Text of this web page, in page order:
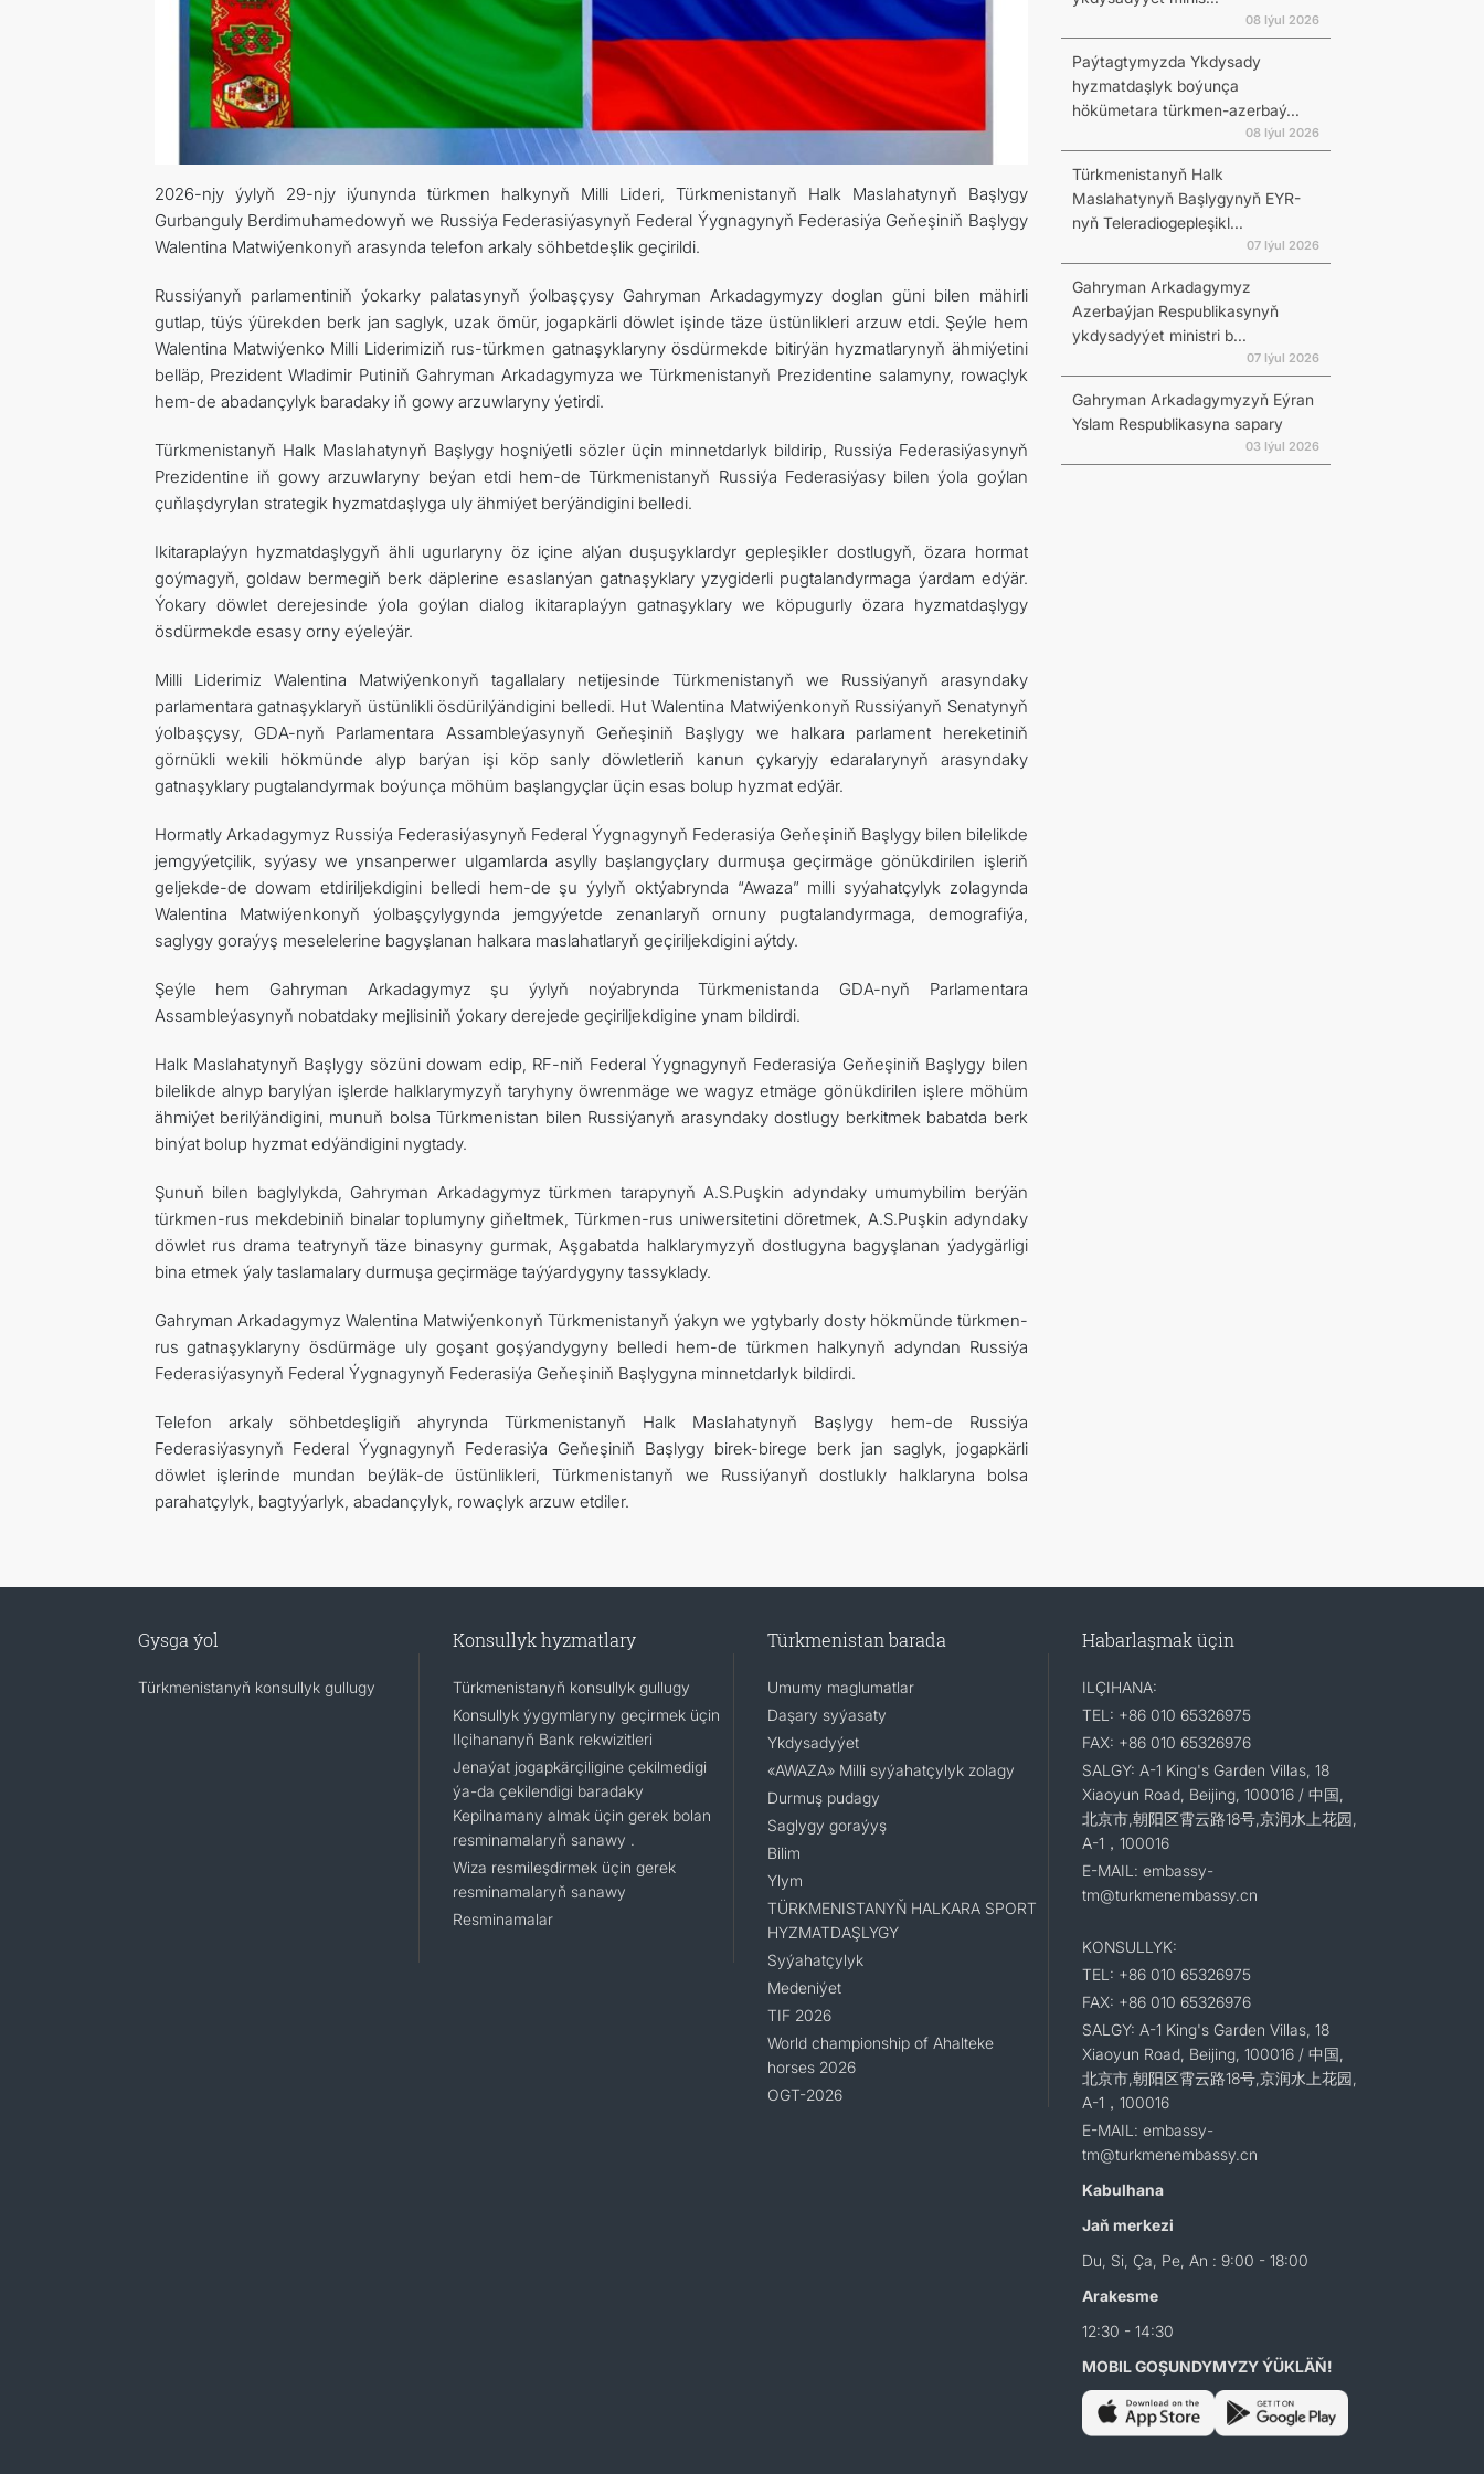
2026-njy ýylyň 29-njy iýunynda türkmen halkynyň Milli Lideri, Türkmenistanyň Halk Maslahatynyň Başlygy
Gurbanguly Berdimuhamedowyň we Russiýa Federasiýasynyň Federal Ýygnagynyň Federasiýa Geňeşiniň Başlygy
Walentina Matwiýenkonyň arasynda telefon arkaly söhbetdeşlik geçirildi.
Russiýanyň parlamentiniň ýokarky palatasynyň ýolbaşçysy Gahryman Arkadagymyzy doglan güni bilen mähirli
gutlap, tüýs ýürekden berk jan saglyk, uzak ömür, jogapkärli döwlet işinde täze üstünlikleri arzuw etdi. Şeýle hem
Walentina Matwiýenko Milli Liderimiziň rus-türkmen gatnaşyklaryny ösdürmekde bitirýän hyzmatlarynyň ähmiýetini
belläp, Prezident Wladimir Putiniň Gahryman Arkadagymyza we Türkmenistanyň Prezidentine salamyny, rowaçlyk
hem-de abadançylyk baradaky iň gowy arzuwlaryny ýetirdi.
Türkmenistanyň Halk Maslahatynyň Başlygy hoşniýetli sözler üçin minnetdarlyk bildirip, Russiýa Federasiýasynyň
Prezidentine iň gowy arzuwlaryny beýan etdi hem-de Türkmenistanyň Russiýa Federasiýasy bilen ýola goýlan
çuňlaşdyrylan strategik hyzmatdaşlyga uly ähmiýet berýändigini belledi.
Ikitaraplaýyn hyzmatdaşlygyň ähli ugurlaryny öz içine alýan duşuşyklardyr gepleşikler dostlugyň, özara hormat
goýmagyň, goldaw bermegiň berk däplerine esaslanýan gatnaşyklary yzygiderli pugtalandyrmaga ýardam edýär.
Ýokary döwlet derejesinde ýola goýlan dialog ikitaraplaýyn gatnaşyklary we köpugurly özara hyzmatdaşlygy
ösdürmekde esasy orny eýeleýär.
Milli Liderimiz Walentina Matwiýenkonyň tagallalary netijesinde Türkmenistanyň we Russiýanyň arasyndaky
parlamentara gatnaşyklaryň üstünlikli ösdürilýändigini belledi. Hut Walentina Matwiýenkonyň Russiýanyň Senatynyň
ýolbaşçysy, GDA-nyň Parlamentara Assambleýasynyň Geňeşiniň Başlygy we halkara parlament hereketiniň
görnükli wekili hökmünde alyp barýan işi köp sanly döwletleriň kanun çykaryjy edaralarynyň arasyndaky
gatnaşyklary pugtalandyrmak boýunça möhüm başlangyçlar üçin esas bolup hyzmat edýär.
Hormatly Arkadagymyz Russiýa Federasiýasynyň Federal Ýygnagynyň Federasiýa Geňeşiniň Başlygy bilen bilelikde
jemgyýetçilik, syýasy we ynsanperwer ulgamlarda asylly başlangyçlary durmuşa geçirmäge gönükdirilen işleriň
geljekde-de dowam etdiriljekdigini belledi hem-de şu ýylyň oktýabrynda “Awaza” milli syýahatçylyk zolagynda
Walentina Matwiýenkonyň ýolbaşçylygynda jemgyýetde zenanlaryň ornuny pugtalandyrmaga, demografiýa,
saglygy goraýyş meselelerine bagyşlanan halkara maslahatlaryň geçiriljekdigini aýtdy.
Şeýle hem Gahryman Arkadagymyz şu ýylyň noýabrynda Türkmenistanda GDA-nyň Parlamentara
Assambleýasynyň nobatdaky mejlisiniň ýokary derejede geçiriljekdigine ynam bildirdi.
Halk Maslahatynyň Başlygy sözüni dowam edip, RF-niň Federal Ýygnagynyň Federasiýa Geňeşiniň Başlygy bilen
bilelikde alnyp barylýan işlerde halklarymyzyň taryhyny öwrenmäge we wagyz etmäge gönükdirilen işlere möhüm
ähmiýet berilýändigini, munuň bolsa Türkmenistan bilen Russiýanyň arasyndaky dostlugy berkitmek babatda berk
binýat bolup hyzmat edýändigini nygtady.
Şunuň bilen baglylykda, Gahryman Arkadagymyz türkmen tarapynyň A.S.Puşkin adyndaky umumybilim berýän
türkmen-rus mekdebiniň binalar toplumyny giňeltmek, Türkmen-rus uniwersitetini döretmek, A.S.Puşkin adyndaky
döwlet rus drama teatrynyň täze binasyny gurmak, Aşgabatda halklarymyzyň dostlugyna bagyşlanan ýadygärligi
bina etmek ýaly taslamalary durmuşa geçirmäge taýýardygyny tassyklady.
Gahryman Arkadagymyz Walentina Matwiýenkonyň Türkmenistanyň ýakyn we ygtybarly dosty hökmünde türkmen-
rus gatnaşyklaryny ösdürmäge uly goşant goşýandygyny belledi hem-de türkmen halkynyň adyndan Russiýa
Federasiýasynyň Federal Ýygnagynyň Federasiýa Geňeşiniň Başlygyna minnetdarlyk bildirdi.
Telefon arkaly söhbetdeşligiň ahyrynda Türkmenistanyň Halk Maslahatynyň Başlygy hem-de Russiýa
Federasiýasynyň Federal Ýygnagynyň Federasiýa Geňeşiniň Başlygy birek-birege berk jan saglyk, jogapkärli
döwlet işlerinde mundan beýläk-de üstünlikleri, Türkmenistanyň we Russiýanyň dostlukly halklaryna bolsa
parahatçylyk, bagtyýarlyk, abadançylyk, rowaçlyk arzuw etdiler.
08 Iýul 2026
Paýtagtymyzda Ykdysady
hyzmatdaşlyk boýunça
hökümetara türkmen-azerbaý...
08 Iýul 2026
Türkmenistanyň Halk
Maslahatynyň Başlygynyň EYR-
nyň Teleradiogepleşikl...
07 Iýul 2026
Gahryman Arkadagymyz
Azerbaýjan Respublikasynyň
ykdysadyýet ministri b...
07 Iýul 2026
Gahryman Arkadagymyzyň Eýran
Yslam Respublikasyna sapary
03 Iýul 2026
Gysga ýol
Türkmenistanyň konsullyk gullugy
Konsullyk hyzmatlary
Türkmenistanyň konsullyk gullugy
Konsullyk ýygymlaryny geçirmek üçin
Ilçihananyň Bank rekwizitleri
Jenaýat jogapkärçiligine çekilmedigi
ýa-da çekilendigi baradaky
Kepilnamany almak üçin gerek bolan
resminamalaryň sanawy .
Wiza resmileşdirmek üçin gerek
resminamalaryň sanawy
Resminamalar
Türkmenistan barada
Umumy maglumatlar
Daşary syýasaty
Ykdysadyýet
«AWAZA» Milli syýahatçylyk zolagy
Durmuş pudagy
Saglygy goraýyş
Bilim
Ylym
TÜRKMENISTANYŇ HALKARA SPORT
HYZMATDAŞLYGY
Syýahatçylyk
Medeniýet
TIF 2026
World championship of Ahalteke
horses 2026
OGT-2026
Habarlaşmak üçin
ILÇIHANA:
TEL: +86 010 65326975
FAX: +86 010 65326976
SALGY: A-1 King's Garden Villas, 18
Xiaoyun Road, Beijing, 100016 / 中国,
北京市,朝阳区霄云路18号,京润水上花园,
A-1，100016
E-MAIL: embassy-
tm@turkmenembassy.cn
KONSULLYK:
TEL: +86 010 65326975
FAX: +86 010 65326976
SALGY: A-1 King's Garden Villas, 18
Xiaoyun Road, Beijing, 100016 / 中国,
北京市,朝阳区霄云路18号,京润水上花园,
A-1，100016
E-MAIL: embassy-
tm@turkmenembassy.cn
Kabulhana
Jaň merkezi
Du, Si, Ça, Pe, An : 9:00 - 18:00
Arakesme
12:30 - 14:30
MOBIL GOŞUNDYMYZY ÝÜKLÄŇ!